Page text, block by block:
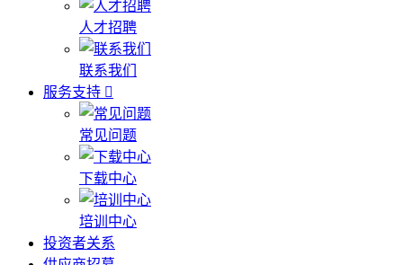
人才招聘
联系我们
服务支持
常见问题
下载中心
培训中心
投资者关系